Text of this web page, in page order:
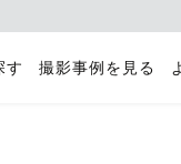
す 撮影事例を見る